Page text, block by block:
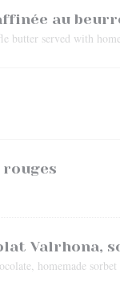
au
butter served with
Valrhona,
homemade sorbet